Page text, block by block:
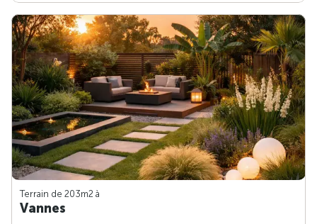
Terrain de 203m2 à
Vannes